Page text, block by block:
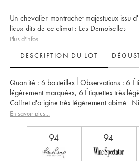
Un chevalier-montrachet majestueux issu
lieux-dits de ce climat : Les Demoiselles
Plus d'infos
DESCRIPTION DU LOT
Quantité : 6 bouteilles Observations : 6
légèrement marquées, 6 Étiquettes très
Coffret d'origine très légèrement abimé
Provenance :
Grand Cru
Héritiers Louis Jadot
En savoir plus...
94 94